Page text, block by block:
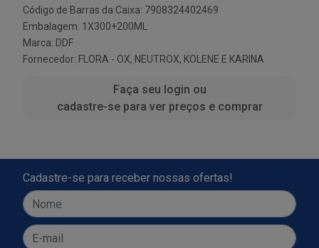
Código de Barras da Caixa: 7908324402469
Embalagem: 1X300+200ML
Marca: DDF
Fornecedor: FLORA - OX, NEUTROX, KOLENE E KARINA
Faça seu login ou
cadastre-se para ver preços e comprar
Cadastre-se para receber nossas ofertas!